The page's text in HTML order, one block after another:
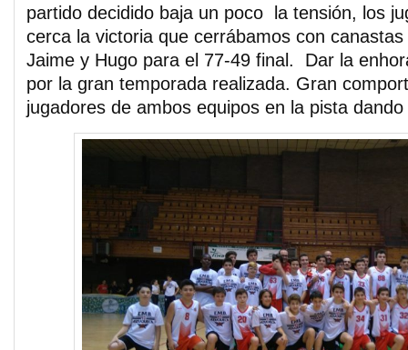
partido decidido baja un poco la tensión, los
cerca la victoria que cerrábamos con
Jaime y Hugo para el 77-49 final. Dar la
por la gran temporada realizada. Gran
jugadores de ambos equipos en la pista